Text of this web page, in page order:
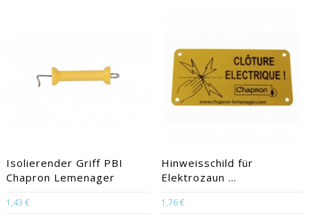
Isolierender Griff PBI
Chapron Lemenager
1,43 €
Hinweisschild für
Elektrozaun ...
1,76 €